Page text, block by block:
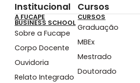
Institucional
A FUCAPE
BUSINESS SCHOOL
Sobre a Fucape
Corpo Docente
Ouvidoria
Relato Integrado
Cursos
CURSOS
Graduação
MBEx
Mestrado
Doutorado